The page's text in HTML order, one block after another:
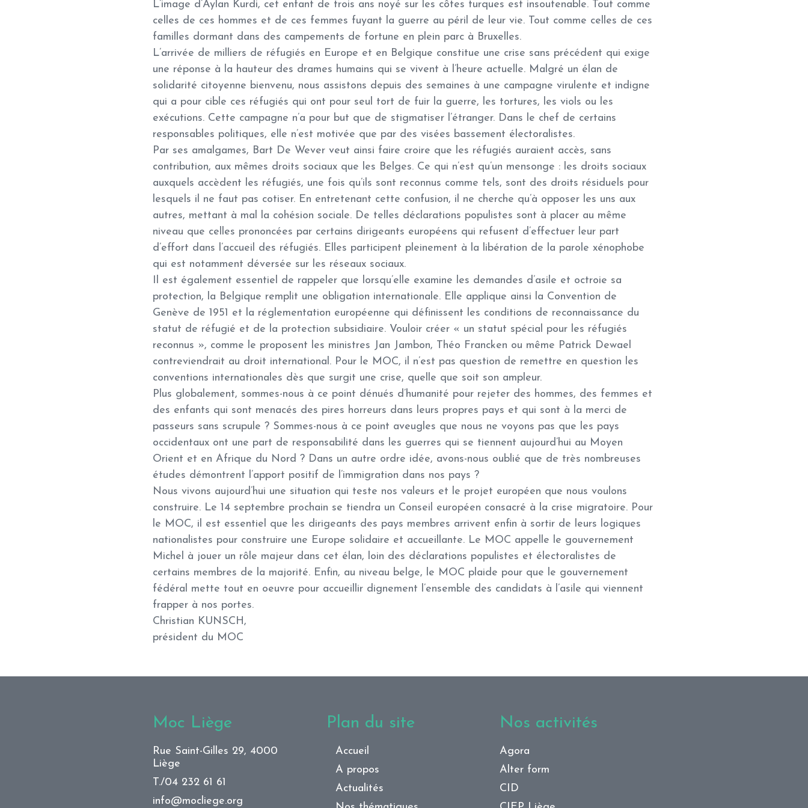
L’image d’Aylan Kurdi, cet enfant de trois ans noyé sur les côtes turques est insoutenable. Tout comme
celles de ces hommes et de ces femmes fuyant la guerre au péril de leur vie. Tout comme celles de ces
familles dormant dans des campements de fortune en plein parc à Bruxelles.
L’arrivée de milliers de réfugiés en Europe et en Belgique constitue une crise sans précédent qui exige
une réponse à la hauteur des drames humains qui se vivent à l’heure actuelle. Malgré un élan de
solidarité citoyenne bienvenu, nous assistons depuis des semaines à une campagne virulente et indigne
qui a pour cible ces réfugiés qui ont pour seul tort de fuir la guerre, les tortures, les viols ou les
exécutions. Cette campagne n’a pour but que de stigmatiser l’étranger. Dans le chef de certains
responsables politiques, elle n’est motivée que par des visées bassement électoralistes.
Par ses amalgames, Bart De Wever veut ainsi faire croire que les réfugiés auraient accès, sans
contribution, aux mêmes droits sociaux que les Belges. Ce qui n’est qu’un mensonge : les droits sociaux
auxquels accèdent les réfugiés, une fois qu’ils sont reconnus comme tels, sont des droits résiduels pour
lesquels il ne faut pas cotiser. En entretenant cette confusion, il ne cherche qu’à opposer les uns aux
autres, mettant à mal la cohésion sociale. De telles déclarations populistes sont à placer au même
niveau que celles prononcées par certains dirigeants européens qui refusent d’effectuer leur part
d’effort dans l’accueil des réfugiés. Elles participent pleinement à la libération de la parole xénophobe
qui est notamment déversée sur les réseaux sociaux.
Il est également essentiel de rappeler que lorsqu’elle examine les demandes d’asile et octroie sa
protection, la Belgique remplit une obligation internationale. Elle applique ainsi la Convention de
Genève de 1951 et la réglementation européenne qui définissent les conditions de reconnaissance du
statut de réfugié et de la protection subsidiaire. Vouloir créer « un statut spécial pour les réfugiés
reconnus », comme le proposent les ministres Jan Jambon, Théo Francken ou même Patrick Dewael
contreviendrait au droit international. Pour le MOC, il n’est pas question de remettre en question les
conventions internationales dès que surgit une crise, quelle que soit son ampleur.
Plus globalement, sommes-nous à ce point dénués d’humanité pour rejeter des hommes, des femmes et
des enfants qui sont menacés des pires horreurs dans leurs propres pays et qui sont à la merci de
passeurs sans scrupule ? Sommes-nous à ce point aveugles que nous ne voyons pas que les pays
occidentaux ont une part de responsabilité dans les guerres qui se tiennent aujourd’hui au Moyen
Orient et en Afrique du Nord ? Dans un autre ordre idée, avons-nous oublié que de très nombreuses
études démontrent l’apport positif de l’immigration dans nos pays ?
Nous vivons aujourd’hui une situation qui teste nos valeurs et le projet européen que nous voulons
construire. Le 14 septembre prochain se tiendra un Conseil européen consacré à la crise migratoire. Pour
le MOC, il est essentiel que les dirigeants des pays membres arrivent enfin à sortir de leurs logiques
nationalistes pour construire une Europe solidaire et accueillante. Le MOC appelle le gouvernement
Michel à jouer un rôle majeur dans cet élan, loin des déclarations populistes et électoralistes de
certains membres de la majorité. Enfin, au niveau belge, le MOC plaide pour que le gouvernement
fédéral mette tout en oeuvre pour accueillir dignement l’ensemble des candidats à l’asile qui viennent
frapper à nos portes.
Christian KUNSCH,
président du MOC
Moc Liège
Rue Saint-Gilles 29, 4000
Liège
T./04 232 61 61
info@mocliege.org
Plan du site
Accueil
A propos
Actualités
Nos activités
Agora
Alter form
CID